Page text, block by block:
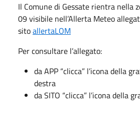
Il Comune di Gessate rientra nella
09 visibile nell’Allerta Meteo
sitoallertaLOM
Per consultare l’allegato:
da APP “clicca” l’icona della
destra
da SITO “clicca” l’icona della